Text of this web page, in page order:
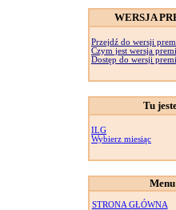
WERSJA
Przejdź do wersji
Czym jest wersja
Dostęp do wersji
Tu
ILG
Wybierz miesiąc
STRONA GŁÓWNA